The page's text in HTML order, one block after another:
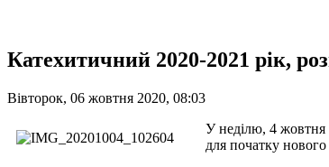
Катехитичний 2020-2021 рік,
Вівторок, 06 жовтня 2020, 08:03
У неділю, 4 жовтня
для початку